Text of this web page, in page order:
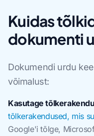
Kuidas
dokumenti
Dokumendi urdu
võimalust:
Kasutage
tõlkerakendused, mis
Google'i tõlge,